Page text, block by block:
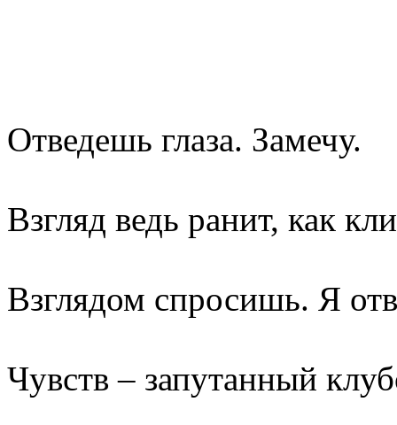
Отведешь глаза. Замечу.
Взгляд ведь ранит, как
Взглядом спросишь. Я
Чувств – запутанный